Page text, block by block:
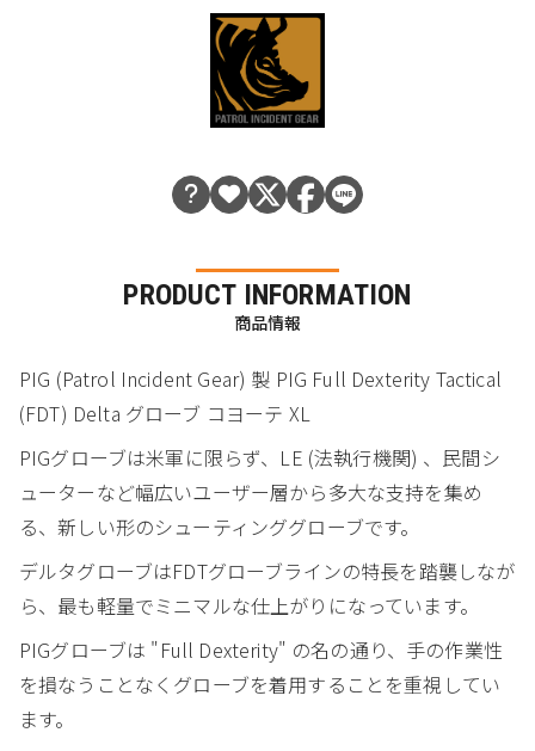
PRODUCT INFORMATION
商品情報
PIG (Patrol Incident Gear) 製 PIG Full Dexterity Tactical
(FDT) Delta グローブ コヨーテ XL
PIGグローブは米軍に限らず、LE (法執行機関) 、民間シ
ューターなど幅広いユーザー層から多大な支持を集め
る、新しい形のシューティンググローブです。
デルタグローブはFDTグローブラインの特長を踏襲しなが
ら、最も軽量でミニマルな仕上がりになっています。
PIGグローブは "Full Dexterity" の名の通り、手の作業性
を損なうことなくグローブを着用することを重視してい
ます。